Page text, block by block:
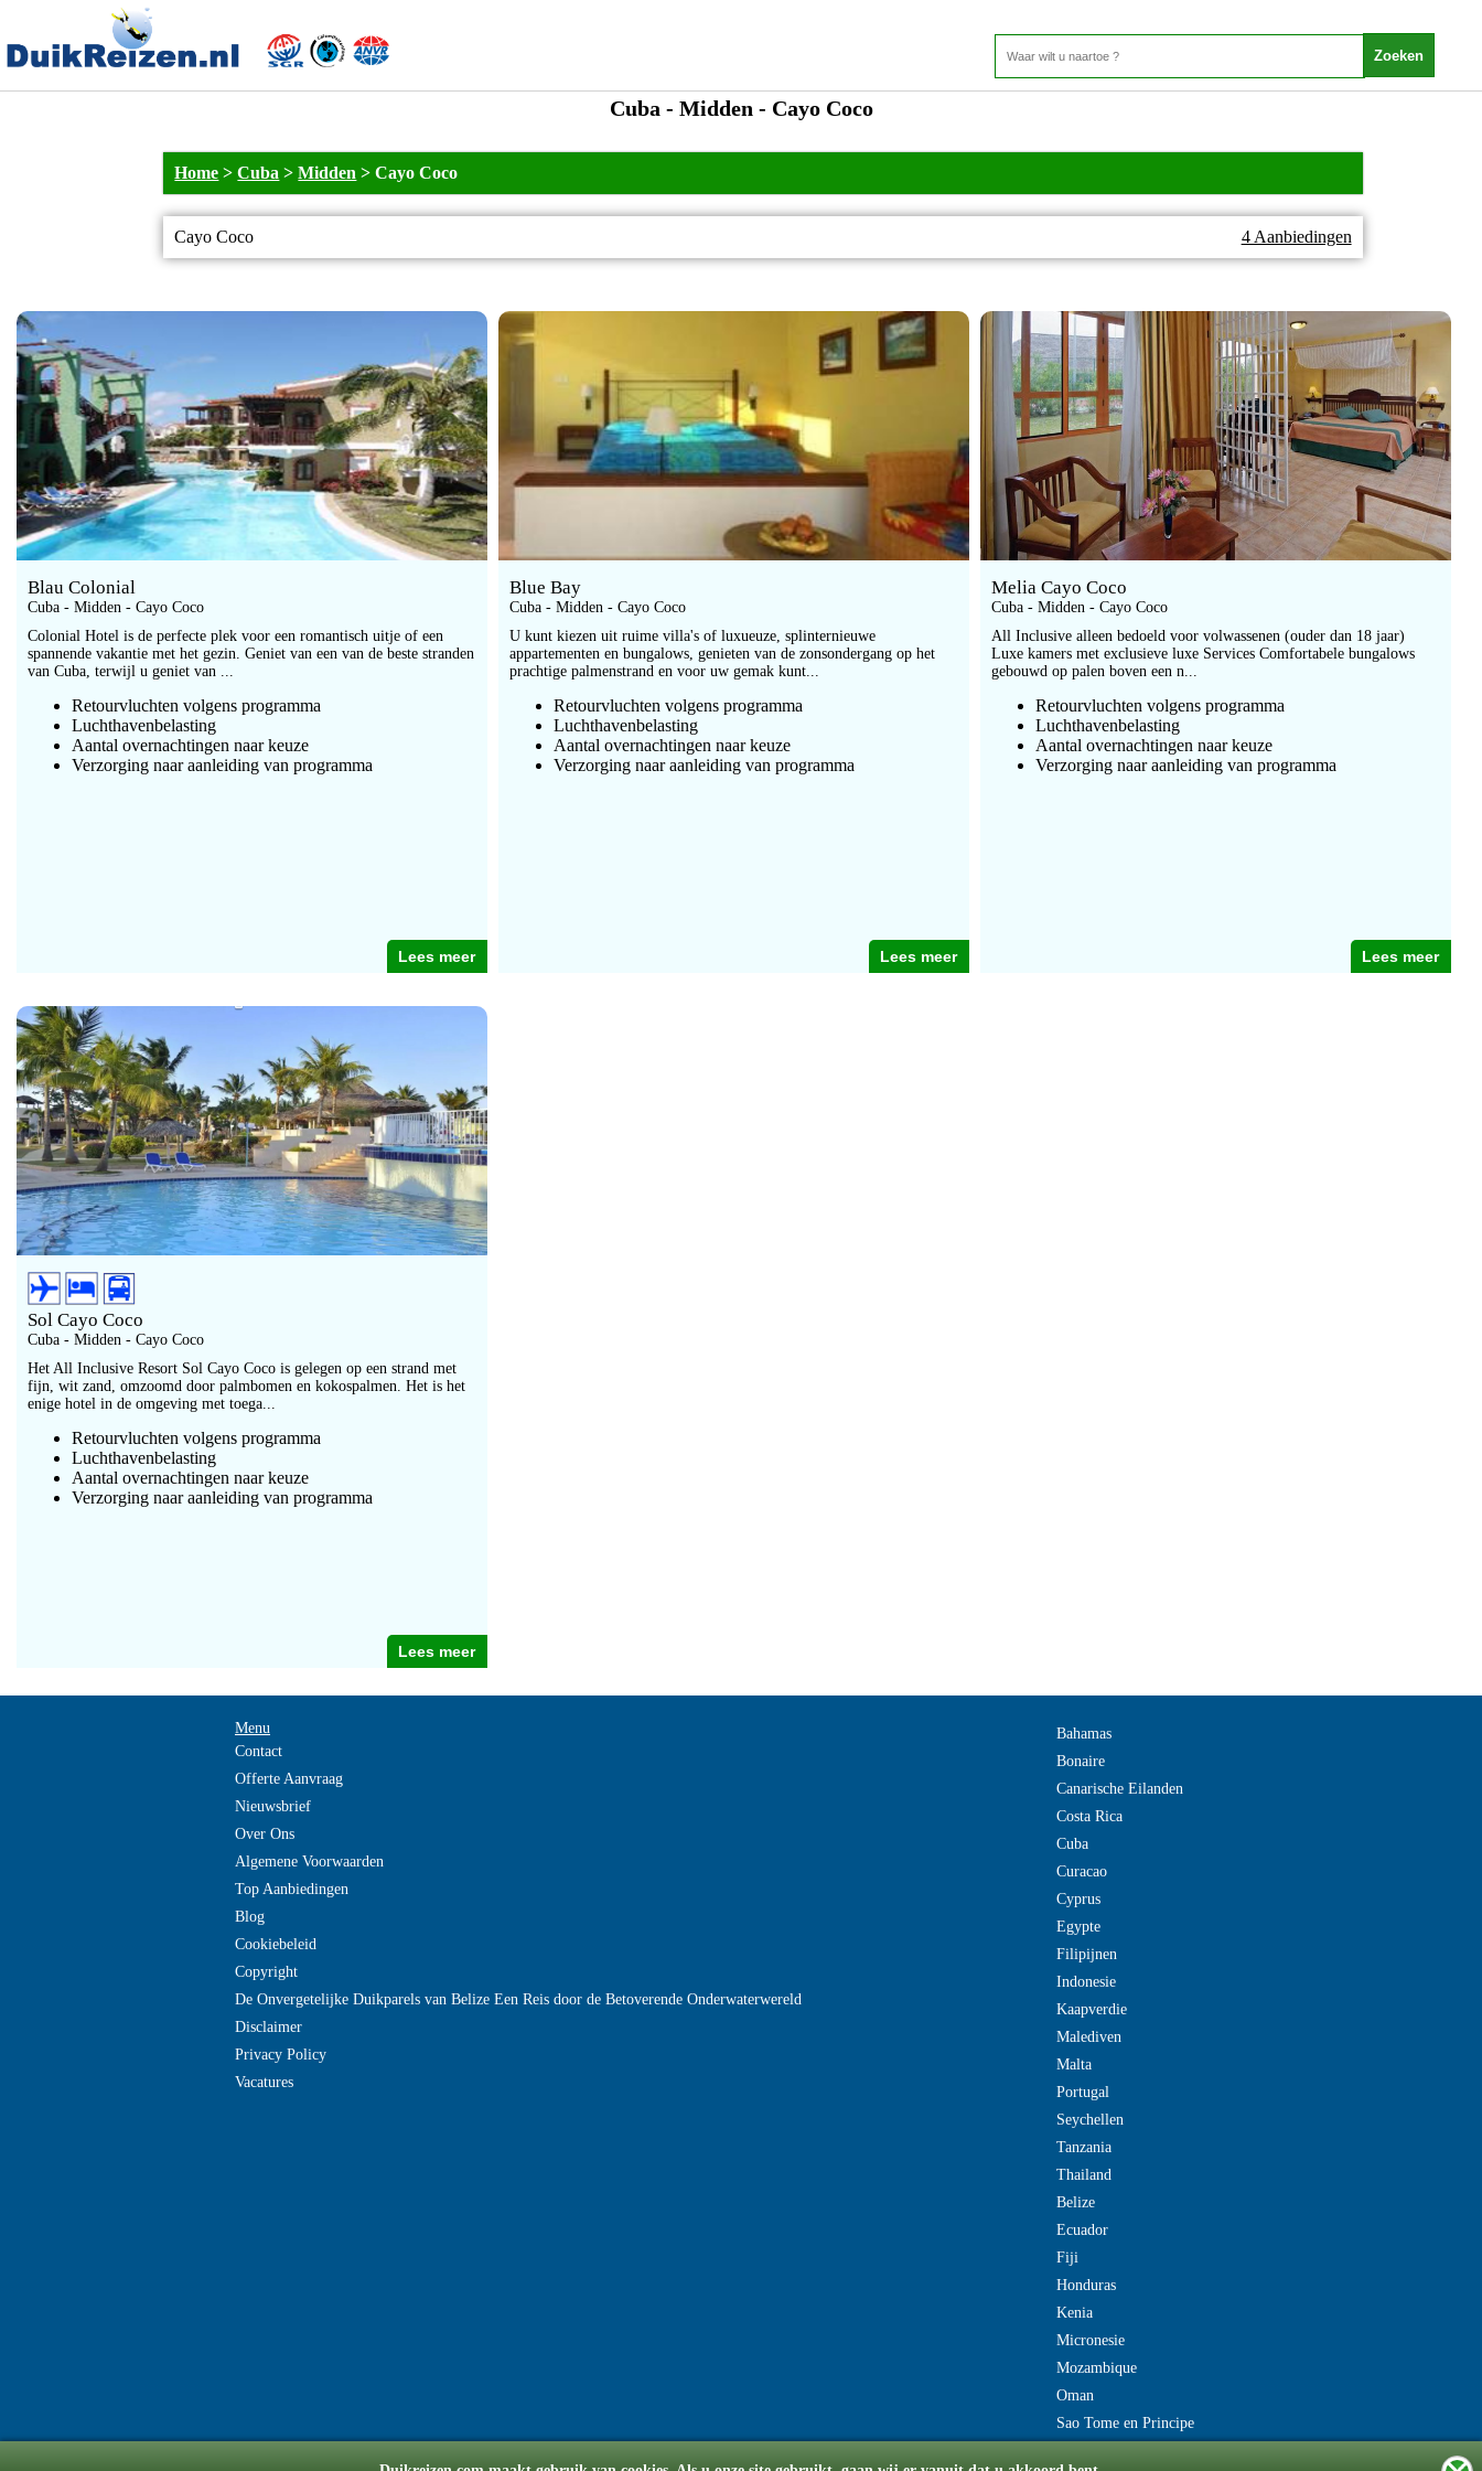
Cuba - Midden - Cayo Coco
Home >Cuba >Midden >Cayo Coco
Cayo Coco 4 Aanbiedingen
Blau Colonial
Cuba - Midden - Cayo Coco
Colonial Hotel is de perfecte plek voor een romantisch uitje of een
spannende vakantie met het gezin. Geniet van een van de beste stranden
van Cuba, terwijl u geniet van ...
Retourvluchten volgens programma
Luchthavenbelasting
Aantal overnachtingen naar keuze
Verzorging naar aanleiding van programma
Lees meer
Blue Bay
Cuba - Midden - Cayo Coco
U kunt kiezen uit ruime villa's of luxueuze, splinternieuwe
appartementen en bungalows, genieten van de zonsondergang op het
prachtige palmenstrand en voor uw gemak kunt...
Retourvluchten volgens programma
Luchthavenbelasting
Aantal overnachtingen naar keuze
Verzorging naar aanleiding van programma
Lees meer
Melia Cayo Coco
Cuba - Midden - Cayo Coco
All Inclusive alleen bedoeld voor volwassenen (ouder dan 18 jaar)
Luxe kamers met exclusieve luxe Services Comfortabele bungalows
gebouwd op palen boven een n...
Retourvluchten volgens programma
Luchthavenbelasting
Aantal overnachtingen naar keuze
Verzorging naar aanleiding van programma
Lees meer
Sol Cayo Coco
Cuba - Midden - Cayo Coco
Het All Inclusive Resort Sol Cayo Coco is gelegen op een strand met
fijn, wit zand, omzoomd door palmbomen en kokospalmen. Het is het
enige hotel in de omgeving met toega...
Retourvluchten volgens programma
Luchthavenbelasting
Aantal overnachtingen naar keuze
Verzorging naar aanleiding van programma
Lees meer
Menu
Contact
Offerte Aanvraag
Nieuwsbrief
Over Ons
Algemene Voorwaarden
Top Aanbiedingen
Blog
Cookiebeleid
Copyright
De Onvergetelijke Duikparels van Belize Een Reis door de Betoverende Onderwaterwereld
Disclaimer
Privacy Policy
Vacatures
Bahamas
Bonaire
Canarische Eilanden
Costa Rica
Cuba
Curacao
Cyprus
Egypte
Filipijnen
Indonesie
Kaapverdie
Malediven
Malta
Portugal
Seychellen
Tanzania
Thailand
Belize
Ecuador
Fiji
Honduras
Kenia
Micronesie
Mozambique
Oman
Sao Tome en Principe